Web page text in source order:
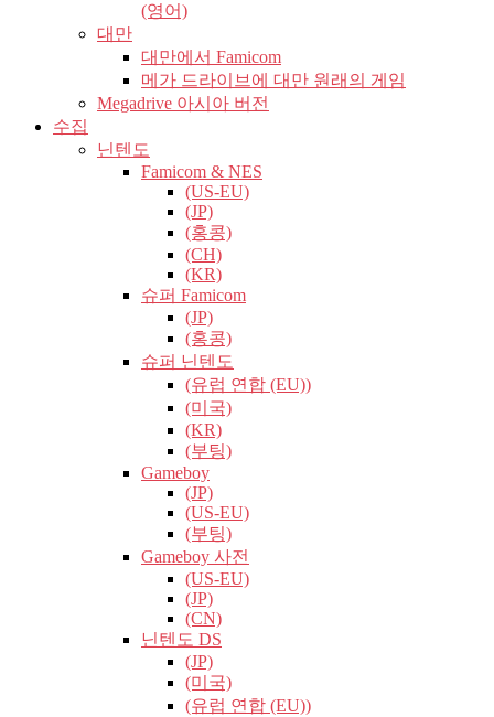
(영어)
대만
대만에서 Famicom
메가 드라이브에 대만 원래의 게임
Megadrive 아시아 버전
수집
닌텐도
Famicom & NES
(US-EU)
(JP)
(홍콩)
(CH)
(KR)
슈퍼 Famicom
(JP)
(홍콩)
슈퍼 닌텐도
(유럽​​ 연합 (EU))
(미국)
(KR)
(부팅)
Gameboy
(JP)
(US-EU)
(부팅)
Gameboy 사전
(US-EU)
(JP)
(CN)
닌텐도 DS
(JP)
(미국)
(유럽​​ 연합 (EU))